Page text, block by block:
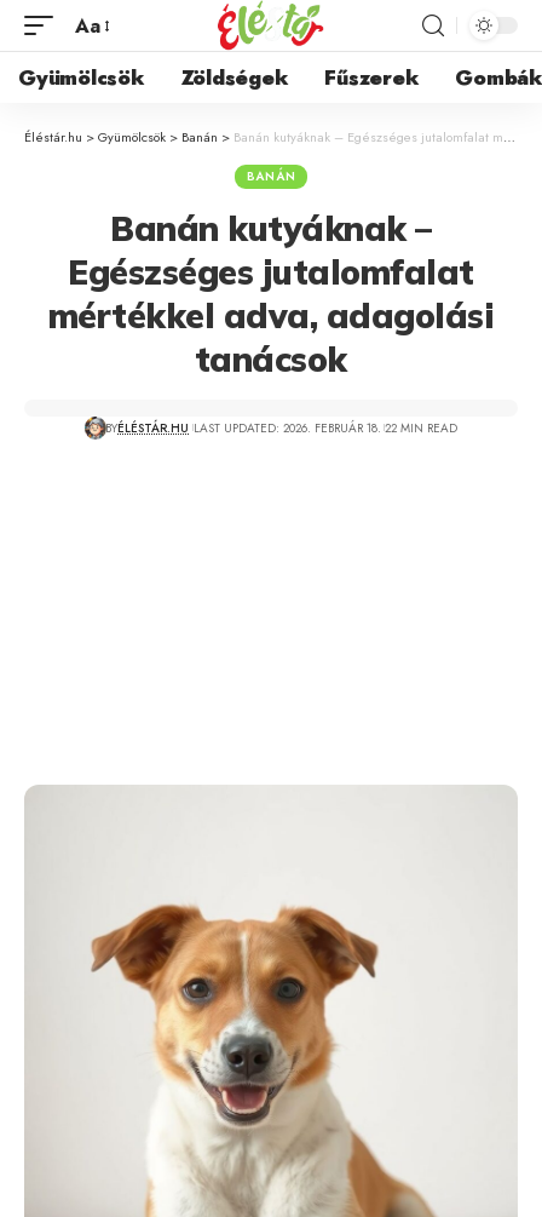
Aa
Gyümölcsök Zöldségek Fűszerek Gombák
Éléstár.hu >Gyümölcsök > Banán > Banán kutyáknak – Egészséges jutalomfalat mértékkel adva, adagolási tanácsok
BANÁN
Banán kutyáknak –
Egészséges jutalomfalat
mértékkel adva, adagolási
tanácsok
BYÉLÉSTÁR.HU LAST UPDATED: 2026. FEBRUÁR 18. 22 MIN READ